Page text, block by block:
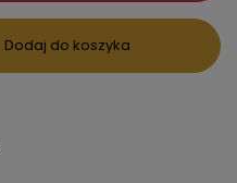
Dodaj do koszyka